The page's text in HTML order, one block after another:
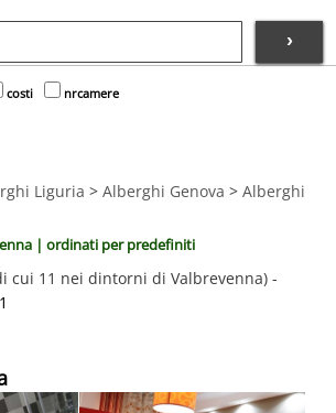
›
costi nrcamere
Liguria > Alberghi Genova > Alberghi
| ordinati per predefiniti
cui 11 nei dintorni di Valbrevenna) -